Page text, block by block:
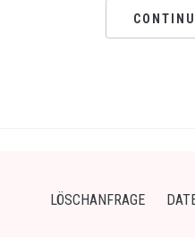
LÖSCHANFRAGE